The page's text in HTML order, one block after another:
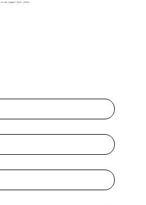
an das Support-Team stellen.